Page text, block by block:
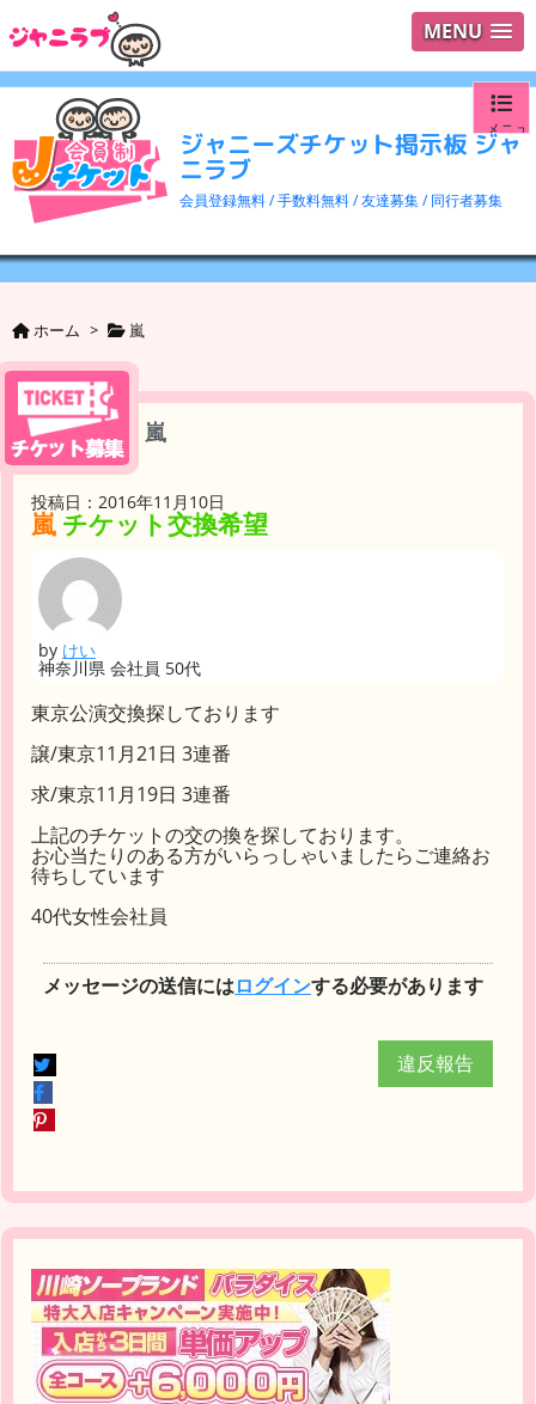
MENU
ジャニーズチケット掲示板 ジャ
ニラブ
会員登録無料 / 手数料無料 / 友達募集 / 同行者募集
メニュ
ログイ
ユーザ
ホーム > 嵐
嵐
投稿日：2016年11月10日
嵐 チケット交換希望
by けい
神奈川県 会社員 50代
東京公演交換探しております
譲/東京11月21日 3連番
求/東京11月19日 3連番
上記のチケットの交の換を探しております。
お心当たりのある方がいらっしゃいましたらご連絡お
待ちしています
40代女性会社員
メッセージの送信にはログインする必要があります
違反報告